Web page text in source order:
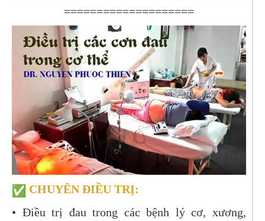
====================
CHUYÊN ĐIỀU TRỊ:
• Điều trị đau trong các bệnh lý cơ, xương,